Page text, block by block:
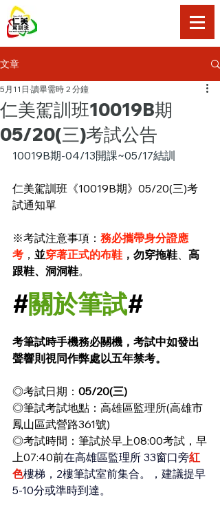
文章
仁美駕訓班10019B期
05/20(三)考試公告
5月11日 讀畢需時 2 分鐘
10019B期-04/13開課~05/17結訓
仁美駕訓班《10019B期》05/20(三)考
試通知單
※考試注意事項： 務必攜帶身分證應
考 ， 並穿著正式的布鞋 ， 勿穿拖鞋、 高
跟鞋、洞洞鞋。
#關於筆試#
考筆試時手機務必關機，考試中如發出
聲響則視同作弊處以五年禁考。
◎考試日期： 05/20(三)
◎筆試考試地點：高雄區監理所(高雄市
鳳山區武營路361號)
◎考試時間：筆試於早上08:00考試，早
上07:40前在高雄區監理所 33窗口旁紅
色樓梯，2樓筆試室前集合。，建議提早
5-10分或準時到達。